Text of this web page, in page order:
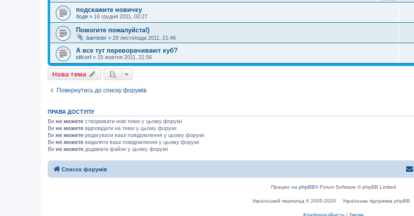
подскажите новичку
бодя » 16 грудня 2011, 00:27
Помогите пожалуйста!)
barrister » 29 листопада 2011, 21:46
А все тут переворачивают куб?
tdfcerf » 15 жовтня 2011, 21:56
Нова тема
Повернутись до списку форумів
ПРАВА ДОСТУПУ
Ви не можете створювати нові теми у цьому форумі
Ви не можете відповідати на теми у цьому форумі
Ви не можете редагувати ваші повідомлення у цьому форумі
Ви не можете видаляти ваші повідомлення у цьому форумі
Ви не можете додавати файли у цьому форумі
Список форумів
Працює на phpBB® Forum Software © phpBB Limited
Український переклад © 2005-2020 Українська підтримка phpBB
Конфіденційність | Умови